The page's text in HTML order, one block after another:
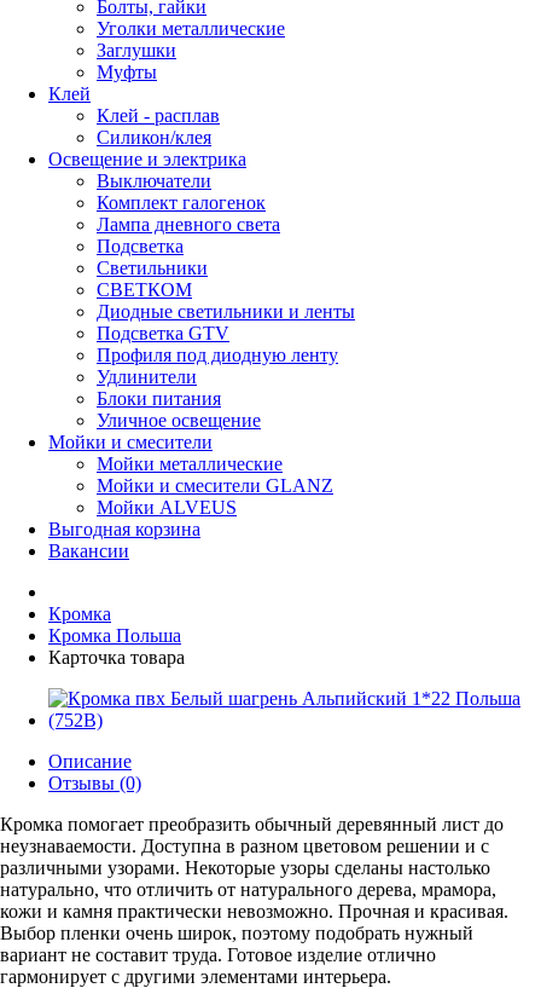
Болты, гайки
Уголки металлические
Заглушки
Муфты
Клей
Клей - расплав
Силикон/клея
Освещение и электрика
Выключатели
Комплект галогенок
Лампа дневного света
Подсветка
Светильники
СВЕТКОМ
Диодные светильники и ленты
Подсветка GTV
Профиля под диодную ленту
Удлинители
Блоки питания
Уличное освещение
Мойки и смесители
Мойки металлические
Мойки и смесители GLANZ
Мойки ALVEUS
Выгодная корзина
Вакансии
Кромка
Кромка Польша
Карточка товара
Описание
Отзывы (0)
Кромка помогает преобразить обычный деревянный лист до
неузнаваемости. Доступна в разном цветовом решении и с
различными узорами. Некоторые узоры сделаны настолько
натурально, что отличить от натурального дерева, мрамора,
кожи и камня практически невозможно. Прочная и красивая.
Выбор пленки очень широк, поэтому подобрать нужный
вариант не составит труда. Готовое изделие отлично
гармонирует с другими элементами интерьера.